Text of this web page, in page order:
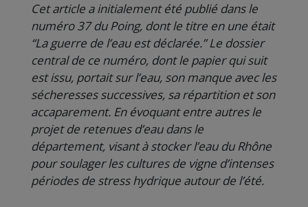
Cet article a initialement été publié dans le
numéro 37 du Poing, dont le titre en une était
“La guerre de l’eau est déclarée.” Le dossier
central de ce numéro, dont le papier qui suit
est issu, portait sur l’eau, son manque avec les
sécheresses successives, sa répartition et son
accaparement. En évoquant entre autres le
projet de retenues d’eau dans le
département, visant à stocker l’eau du Rhône
pour soulager les cultures de vigne d’intenses
périodes de stress hydrique autour de l’été.